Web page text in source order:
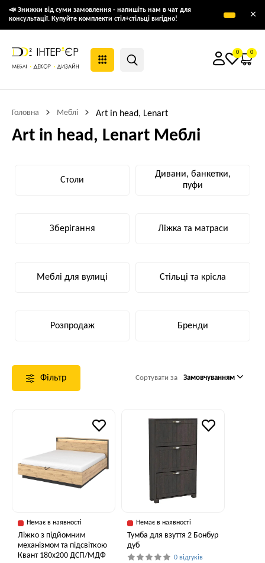
📣 Знижки від суми замовлення - напишіть нам в чат для
консультації. Купуйте комплекти стіл+стільці вигідно!
×
0 0
Головна Меблі Art in head, Lenart
Art in head, Lenart Меблі
Столи
Дивани, банкетки,
пуфи
Зберігання Ліжка та матраси
Меблі для вулиці Стільці та крісла
Розпродаж Бренди
Фільтр Сортувати за Замовчуванням
Немає в наявності
Ліжко з підйомним
механізмом та підсвіткою
Квант 180x200 ДСП/МДФ
Немає в наявності
Тумба для взуття 2 Бонбур
дуб
0 відгуків